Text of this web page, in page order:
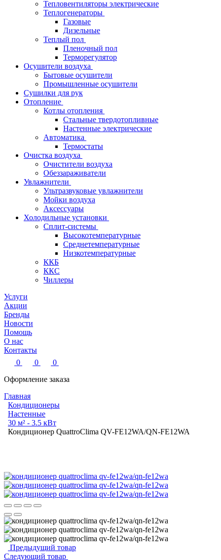
Тепловентиляторы электрические
Теплогенераторы
Газовые
Дизельные
Теплый пол
Пленочный пол
Терморегулятор
Осушители воздуха
Бытовые осушители
Промышленные осушители
Сушилки для рук
Отопление
Котлы отопления
Стальные твердотопливные
Настенные электрические
Автоматика
Термостаты
Очистка воздуха
Очистители воздуха
Обеззараживатели
Увлажнители
Ультразвуковые увлажнители
Мойки воздуха
Аксессуары
Холодильные установки
Сплит-системы
Высокотемпературные
Среднетемпературные
Низкотемпературные
ККБ
ККС
Чиллеры
Услуги
Акции
Бренды
Новости
Помощь
О нас
Контакты
0
0
0
Оформление заказа
Главная
Кондиционеры
Настенные
30 м² - 3.5 кВт
Кондиционер QuattroСlima QV-FE12WA/QN-FE12WA
Предыдущий товар
Следующий товар